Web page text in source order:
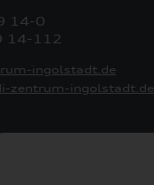
14-0
14-112
ingolstadt.de
zentrum-ingolstadt.de